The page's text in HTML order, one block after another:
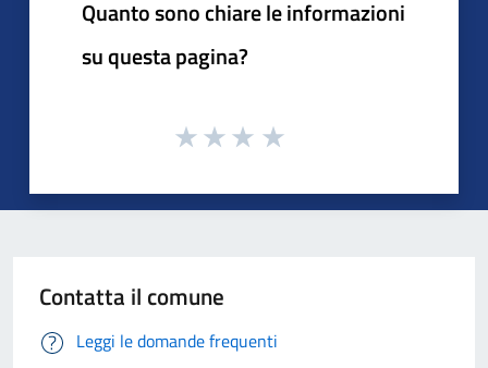
Quanto sono chiare le informazioni
su questa pagina?
Contatta il comune
Leggi le domande frequenti